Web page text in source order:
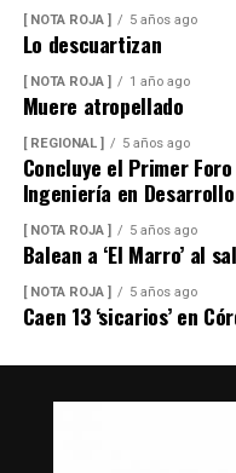
[ NOTA ROJA ] 5 años ago
Lo descuartizan
[ NOTA ROJA ] 1 año ago
Muere atropellado
[ REGIONAL ] 5 años ago
Concluye el Primer
Ingeniería en
[ NOTA ROJA ] 5 años ago
Balean a ‘El Marro’ al
[ NOTA ROJA ] 5 años ago
Caen 13 ‘sicarios’ en